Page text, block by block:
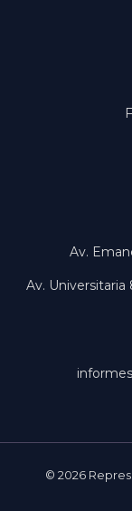
Av.
Av. Universitaria
© 2026